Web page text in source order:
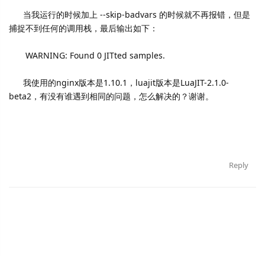
当我运行的时候加上 --skip-badvars 的时候就不再报错，但是
捕捉不到任何的调用栈，最后输出如下：
WARNING: Found 0 JITted samples.
我使用的nginx版本是1.10.1，luajit版本是LuaJIT-2.1.0-
beta2，有没有谁遇到相同的问题，怎么解决的？谢谢。
Reply